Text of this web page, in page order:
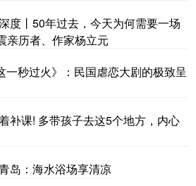
度丨50年过去，今天为何需要一场
亲历者、作家杨立元
一秒过火》：民国虐恋大剧的极致呈
补课! 多带孩子去这5个地方，内心
岛：海水浴场享清凉